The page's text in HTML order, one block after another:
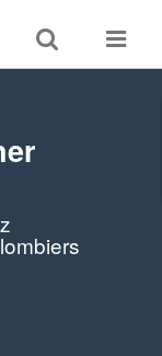
Toggle
search
Toggle